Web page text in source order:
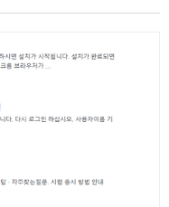
범에 맞추어 한글로 작성하
리말로 바꿔 써 주세요!